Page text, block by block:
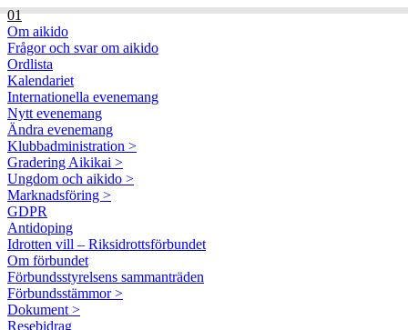
01
Om aikido
Frågor och svar om aikido
Ordlista
Kalendariet
Internationella evenemang
Nytt evenemang
Ändra evenemang
Klubbadministration >
Gradering Aikikai >
Ungdom och aikido >
Marknadsföring >
GDPR
Antidoping
Idrotten vill – Riksidrottsförbundet
Om förbundet
Förbundsstyrelsens sammanträden
Förbundsstämmor >
Dokument >
Resebidrag